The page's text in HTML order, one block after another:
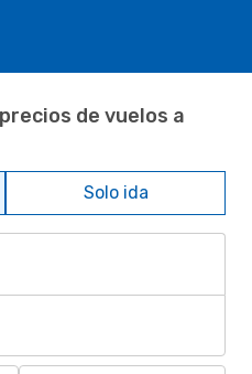
de vuelos a
Solo ida